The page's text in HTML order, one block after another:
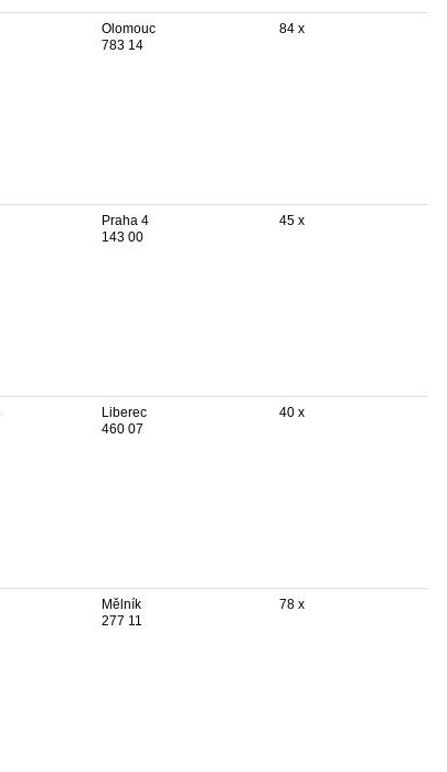
Olomouc
783 14
84 x
Praha 4
143 00
45 x
Liberec
460 07
40 x
Mělník
277 11
78 x